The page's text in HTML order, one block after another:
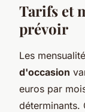
Tarifs et
prévoir
Les
d'occasion
euros par
déterminants.